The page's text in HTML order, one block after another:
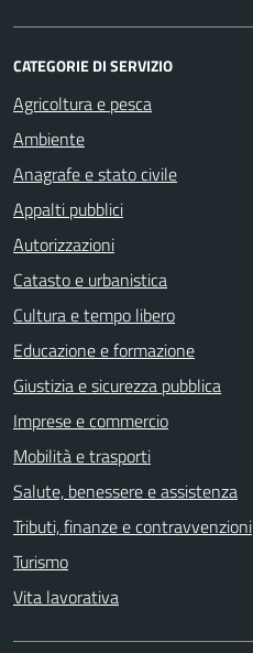
CATEGORIE DI SERVIZIO
Agricoltura e pesca
Ambiente
Anagrafe e stato civile
Appalti pubblici
Autorizzazioni
Catasto e urbanistica
Cultura e tempo libero
Educazione e formazione
Giustizia e sicurezza pubblica
Imprese e commercio
Mobilità e trasporti
Salute, benessere e assistenza
Tributi, finanze e contravvenzioni
Turismo
Vita lavorativa